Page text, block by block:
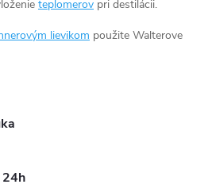
teplomerov pri destilácii.
lievikom použite Walterove
24h